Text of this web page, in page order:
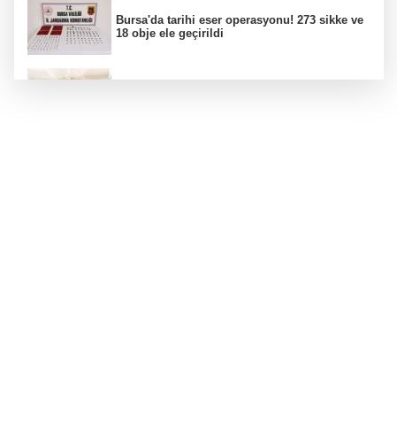
Bursa'da tarihi eser operasyonu! 273 sikke ve
18 obje ele geçirildi